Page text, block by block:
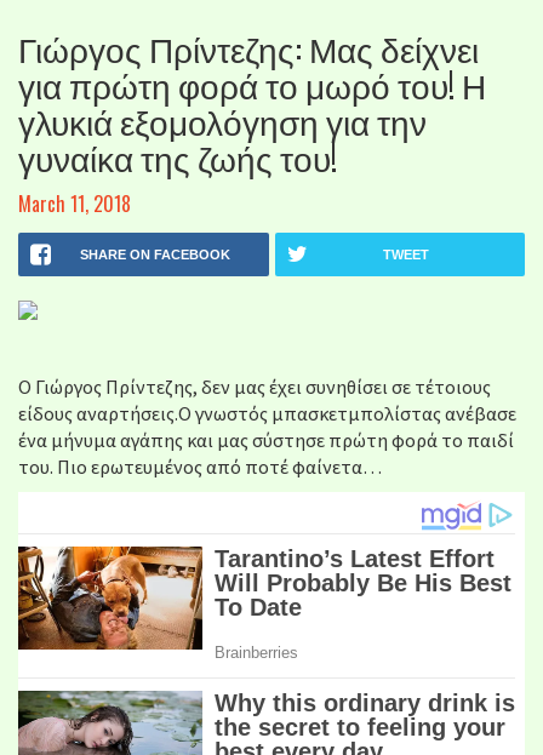
Γιώργος Πρίντεζης: Μας δείχνει
για πρώτη φορά το μωρό του! Η
γλυκιά εξομολόγηση για την
γυναίκα της ζωής του!
March 11, 2018
SHARE ON FACEBOOK TWEET
O Γιώργος Πρίντεζης, δεν μας έχει συνηθίσει σε τέτοιους
είδους αναρτήσεις.Ο γνωστός μπασκετμπολίστας ανέβασε
ένα μήνυμα αγάπης και μας σύστησε πρώτη φορά το παιδί
του. Πιο ερωτευμένος από ποτέ φαίνετα…